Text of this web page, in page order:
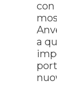
con
a